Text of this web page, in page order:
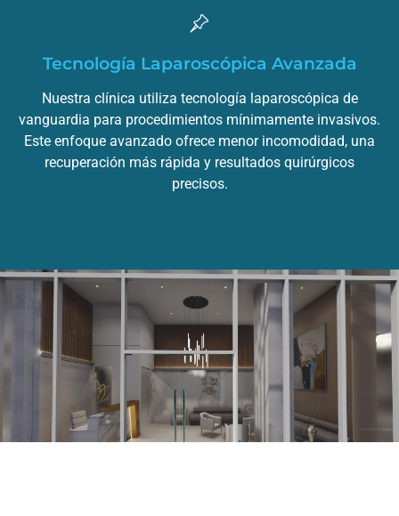
Tecnología Laparoscópica Avanzada
Nuestra clínica utiliza tecnología laparoscópica de
vanguardia para procedimientos mínimamente invasivos.
Este enfoque avanzado ofrece menor incomodidad, una
recuperación más rápida y resultados quirúrgicos
precisos.